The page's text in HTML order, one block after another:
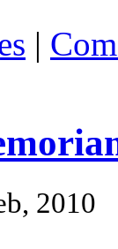
|
2010